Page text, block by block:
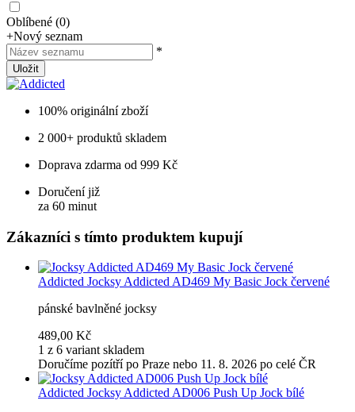
Oblíbené (0)
+Nový seznam
*
Uložit
100% originální zboží
2 000+ produktů skladem
Doprava zdarma od 999 Kč
Doručení již
za 60 minut
Zákazníci s tímto produktem kupují
Addicted Jocksy Addicted AD469 My Basic Jock červené
pánské bavlněné jocksy
489,00 Kč
1 z 6 variant skladem
Doručíme pozítří po Praze nebo 11. 8. 2026 po celé ČR
Addicted Jocksy Addicted AD006 Push Up Jock bílé